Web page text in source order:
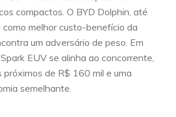
compactos. O BYD Dolphin, até
melhor custo-benefício da
um adversário de peso. Em
EUV se alinha ao concorrente,
de R$ 160 mil e uma
semelhante.